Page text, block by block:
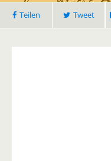
Teilen Tweet